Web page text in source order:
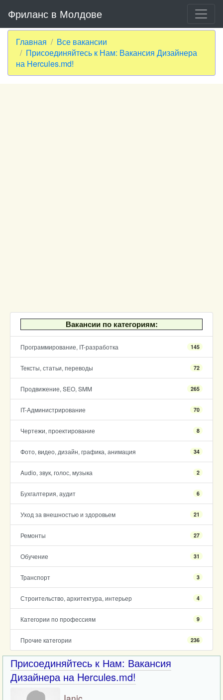
Фриланс в Молдове
Главная
Все вакансии
Присоединяйтесь к Нам: Вакансия Дизайнера
на Hercules.md!
Вакансии по категориям:
Программирование, IT-разработка 145
Тексты, статьи, переводы 72
Продвижение, SEO, SMM 265
IT-Администрирование 70
Чертежи, проектирование 8
Фото, видео, дизайн, графика, анимация 34
Audio, звук, голос, музыка 2
Бухгалтерия, аудит 6
Уход за внешностью и здоровьем 21
Ремонты 27
Обучение 31
Транспорт 3
Строительство, архитектура, интерьер 4
Категории по профессиям 9
Прочие категории 236
Присоединяйтесь к Нам: Вакансия
Дизайнера на Hercules.md!